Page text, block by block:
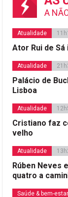
A
Atualidade
Ator Rui de
Atualidade
Palácio de
Lisboa
Atualidade
Cristiano faz
velho
Atualidade
Rúben Neves
quatro a
Saúde & bem-estar